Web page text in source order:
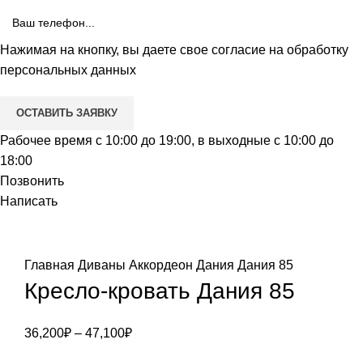
Нажимая на кнопку, вы даете свое согласие на обработку
персональных данных
Рабочее время с 10:00 до 19:00, в выходные с 10:00 до
18:00
Позвонить
Написать
Главная Диваны Аккордеон Дания Дания 85
Кресло-кровать Дания 85
36,200₽ – 47,100₽